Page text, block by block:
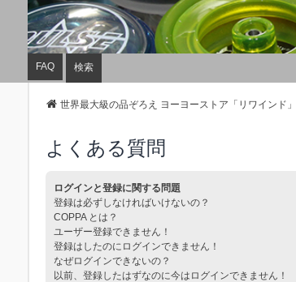
FAQ 検索
世界最大級の品ぞろえ ヨーヨーストア「リワインド」
よくある質問
ログインと登録に関する問題
登録は必ずしなければいけないの？
COPPA とは？
ユーザー登録できません！
登録はしたのにログインできません！
なぜログインできないの？
以前、登録したはずなのに今はログインできません！